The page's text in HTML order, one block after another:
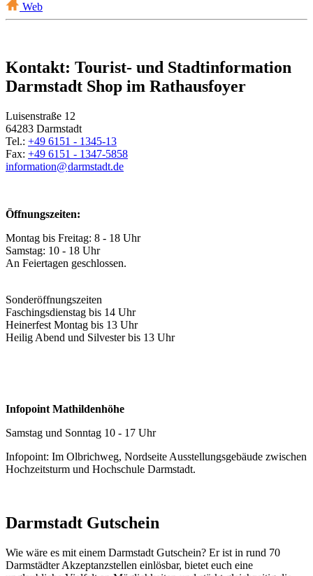
Web
Kontakt: Tourist- und Stadtinformation
Darmstadt Shop im Rathausfoyer
Luisenstraße 12
64283 Darmstadt
Tel.: +49 6151 - 1345-13
Fax: +49 6151 - 1347-5858
information@darmstadt.de
Öffnungszeiten:
Montag bis Freitag: 8 - 18 Uhr
Samstag: 10 - 18 Uhr
An Feiertagen geschlossen.
Sonderöffnungszeiten
Faschingsdienstag bis 14 Uhr
Heinerfest Montag bis 13 Uhr
Heilig Abend und Silvester bis 13 Uhr
Infopoint Mathildenhöhe
Samstag und Sonntag 10 - 17 Uhr
Infopoint: Im Olbrichweg, Nordseite Ausstellungsgebäude zwischen
Hochzeitsturm und Hochschule Darmstadt.
Darmstadt Gutschein
Wie wäre es mit einem Darmstadt Gutschein? Er ist in rund 70
Darmstädter Akzeptanzstellen einlösbar, bietet euch eine